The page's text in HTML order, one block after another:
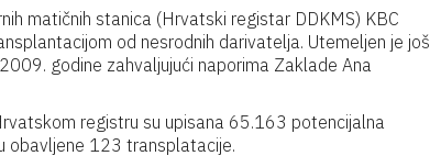
matičnih stanica (Hrvatski registar DDKMS) KBC
od nesrodnih darivatelja. Utemeljen je još
godine zahvaljujući naporima Zaklade Ana
registru su upisana 65.163 potencijalna
obavljene 123 transplatacije.